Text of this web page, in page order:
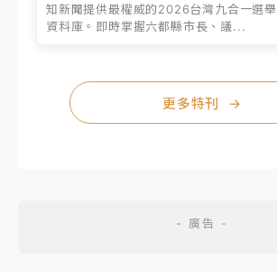
知新聞提供最權威的2026台灣九合一選舉
資料庫。即時掌握六都縣市長、議...
更多特刊 →